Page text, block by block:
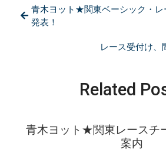
木
ト
★
レ
ー
ー
ム
青木ヨット★関東ベーシック・レ
発表！
レース受付け、
Related
青木ヨット★関東レースチ
案内